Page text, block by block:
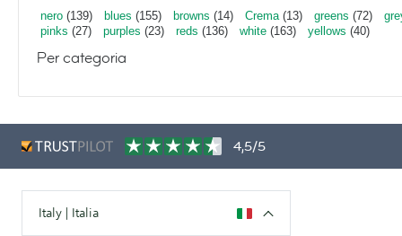
nero (139) blues (155) browns (14) Crema(13) greens (72)
pinks (27) purples (23) reds (136) white (163) yellows (40)
Per categoria
4,5/5
Italy | Italia